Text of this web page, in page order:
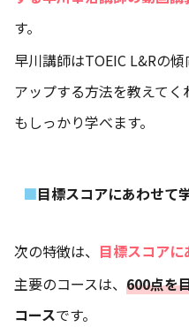
す。
早川講師はTOEIC L&Rの
アップする方法を教えて
もしっかり学べます。
目標スコアにあわせて
次の特徴は、 目標スコアに
主要のコースは、 600点を
コースです。